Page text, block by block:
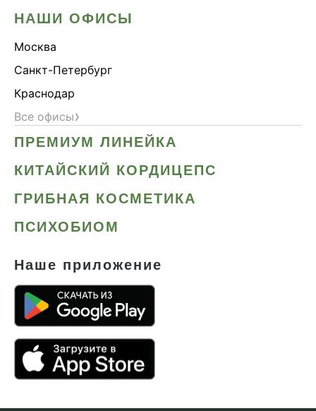
НАШИ ОФИСЫ
Москва
Санкт-Петербург
Краснодар
Все офисы›
ПРЕМИУМ ЛИНЕЙКА
КИТАЙСКИЙ КОРДИЦЕПС
ГРИБНАЯ КОСМЕТИКА
ПСИХОБИОМ
Наше приложение